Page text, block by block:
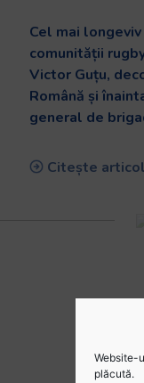
Website-
plăcută.
Cel mai
comunității
Victor Guțu,
Română și
general de
Citește